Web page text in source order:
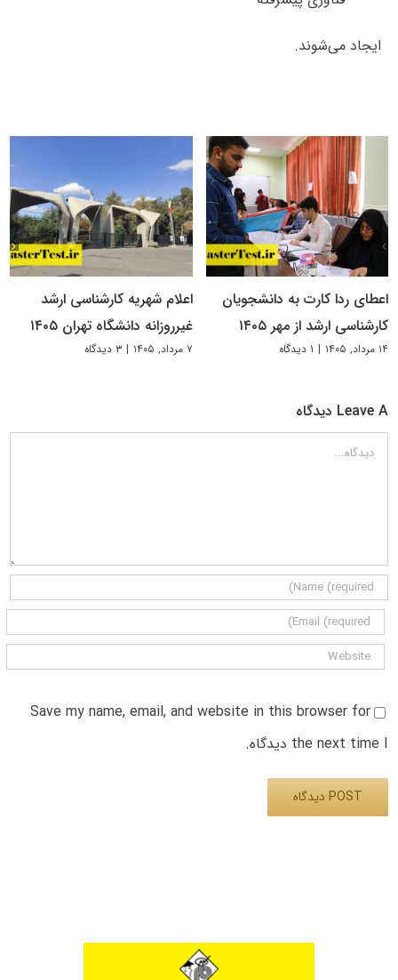
ایجاد می‌شوند.
اعطای ردا کارت به دانشجویان
کارشناسی ارشد از مهر ۱۴۰۵
۱۴ مرداد, ۱۴۰۵ | ۱ دیدگاه
اعلام شهریه کارشناسی ارشد
غیرروزانه دانشگاه تهران ۱۴۰۵
۷ مرداد, ۱۴۰۵ | ۳ دیدگاه
Leave A دیدگاه
دیدگاه
Save my name, email, and website in this browser for
the next time I دیدگاه.